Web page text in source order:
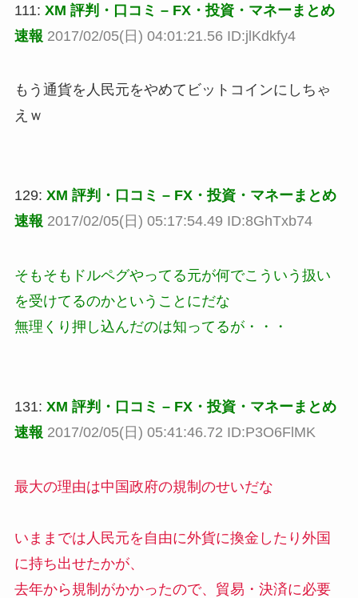
111: XM 評判・口コミ – FX・投資・マネーまとめ
速報 2017/02/05(日) 04:01:21.56 ID:jlKdkfy4
もう通貨を人民元をやめてビットコインにしちゃ
えｗ
129: XM 評判・口コミ – FX・投資・マネーまとめ
速報 2017/02/05(日) 05:17:54.49 ID:8GhTxb74
そもそもドルペグやってる元が何でこういう扱い
を受けてるのかということにだな
無理くり押し込んだのは知ってるが・・・
131: XM 評判・口コミ – FX・投資・マネーまとめ
速報 2017/02/05(日) 05:41:46.72 ID:P3O6FlMK
最大の理由は中国政府の規制のせいだな
いままでは人民元を自由に外貨に換金したり外国
に持ち出せたかが、
去年から規制がかかったので、貿易・決済に必要